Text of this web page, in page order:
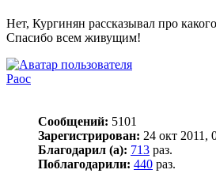
Нет, Кургинян рассказывал про
Спасибо всем живущим!
Раос
Сообщений: 5101
Зарегистрирован: 24 окт 2011,
Благодарил (а): 713 раз.
Поблагодарили: 440 раз.